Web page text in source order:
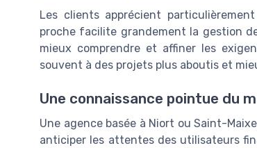
Les clients apprécient
proche facilite grandement la gestion
mieux comprendre et affiner les
souvent à des projets plus aboutis et
Une connaissance pointue du
Une agence basée à Niort ou Saint-
anticiper les attentes des utilisateurs